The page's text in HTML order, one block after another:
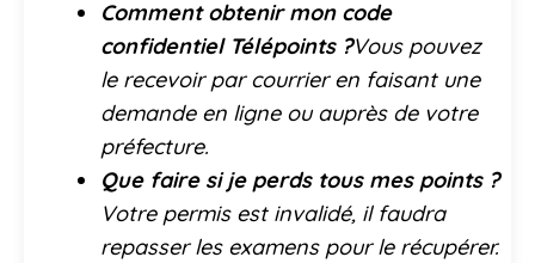
Comment obtenir mon code
confidentiel Télépoints ?Vous pouvez
le recevoir par courrier en faisant une
demande en ligne ou auprès de votre
préfecture.
Que faire si je perds tous mes points ?
Votre permis est invalidé, il faudra
repasser les examens pour le récupérer.